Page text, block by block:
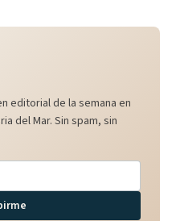
editorial de la semana en
del Mar. Sin spam, sin